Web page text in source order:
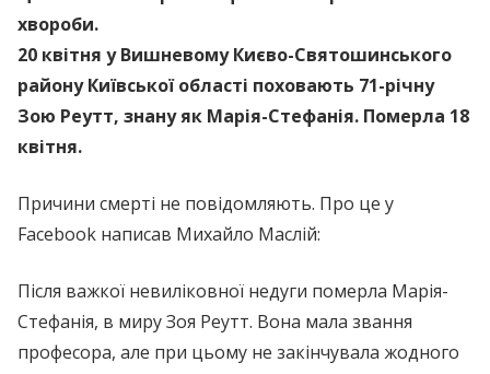
хвороби.
20 квітня у Вишневому Києво-Святошинського
району Київської області поховають 71-річну
Зою Реутт, знану як Марія-Стефанія. Померла 18
квітня.
Причини смерті не повідомляють. Про це у
Facebook написав Михайло Маслій:
Після важкої невиліковної недуги померла Марія-
Стефанія, в миру Зоя Реутт. Вона мала звання
професора, але при цьому не закінчувала жодного